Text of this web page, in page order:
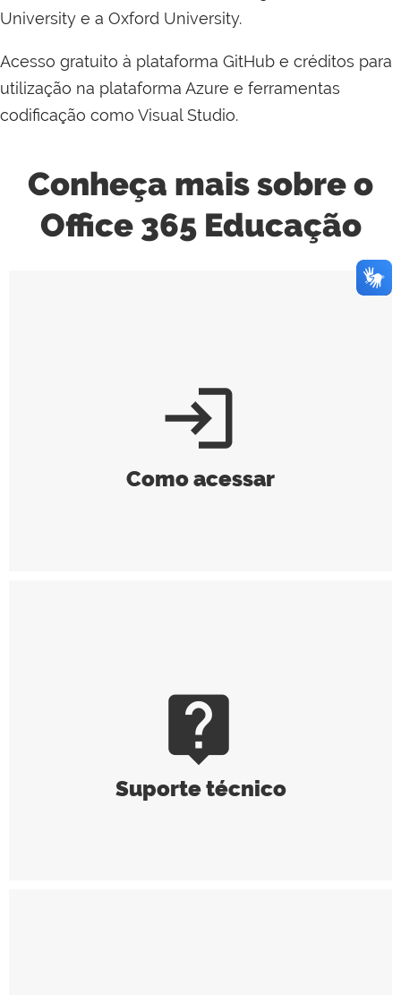
University e a Oxford University.
Acesso gratuito à plataforma GitHub e créditos para
utilização na plataforma Azure e ferramentas
codificação como Visual Studio.
Conheça mais sobre o
Office 365 Educação
login
Como acessar
live_help
Suporte técnico